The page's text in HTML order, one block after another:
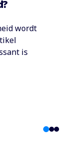
wordt
is
123